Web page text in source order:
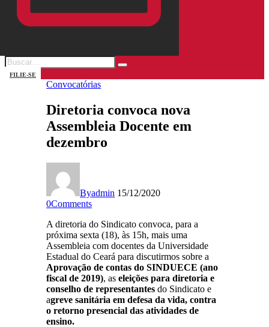
FILIE-SE
Convocatórias
Diretoria convoca nova
Assembleia Docente em
dezembro
Byadmin 15/12/2020
0Comments
A diretoria do Sindicato convoca, para a
próxima sexta (18), às 15h, mais uma
Assembleia com docentes da Universidade
Estadual do Ceará para discutirmos sobre a
Aprovação de contas do SINDUECE (ano
fiscal de 2019), aseleições para diretoria e
conselho de representantes do Sindicato e
agreve sanitária em defesa da vida, contra
o retorno presencial das atividades de
ensino.